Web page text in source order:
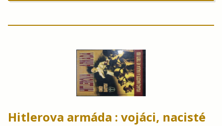
Hitlerova armáda : vojáci, nacisté